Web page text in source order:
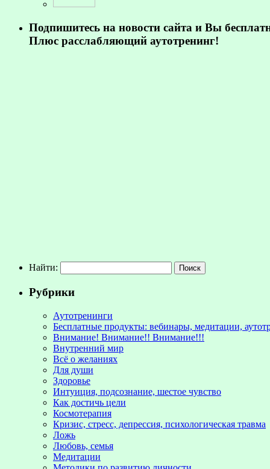
Подпишитесь на новости сайта и Вы
Плюс расслабляющий аутотренинг!
Найти:
Рубрики
Аутотренинги
Бесплатные продукты: вебинары, медитации,
Внимание! Внимание!! Внимание!!!
Внутренний мир
Всё о желаниях
Для души
Здоровье
Интуиция, подсознание, шестое чувство
Как достичь цели
Космотерапия
Кризис, стресс, депрессия, психологическая травма
Ложь
Любовь, семья
Медитации